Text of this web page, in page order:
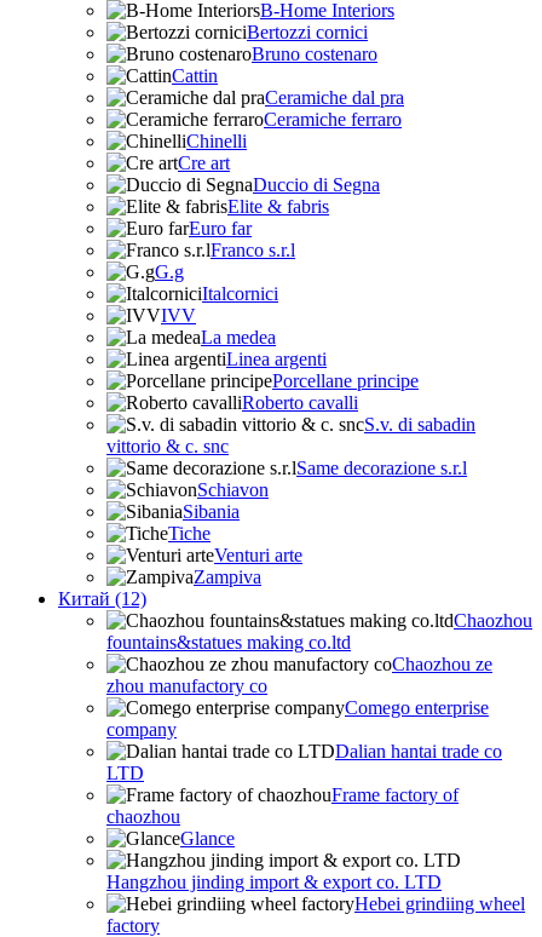
B-Home Interiors
Bertozzi cornici
Bruno costenaro
Cattin
Ceramiche dal pra
Ceramiche ferraro
Chinelli
Cre art
Duccio di Segna
Elite & fabris
Euro far
Franco s.r.l
G.g
Italcornici
IVV
La medea
Linea argenti
Porcellane principe
Roberto cavalli
S.v. di sabadin
vittorio & c. snc
Same decorazione s.r.l
Schiavon
Sibania
Tiche
Venturi arte
Zampiva
Китай (12)
Chaozhou
fountains&statues making co.ltd
Chaozhou ze
zhou manufactory co
Comego enterprise
company
Dalian hantai trade co
LTD
Frame factory of
chaozhou
Glance
Hangzhou jinding import & export co. LTD
Hebei grindiing wheel
factory